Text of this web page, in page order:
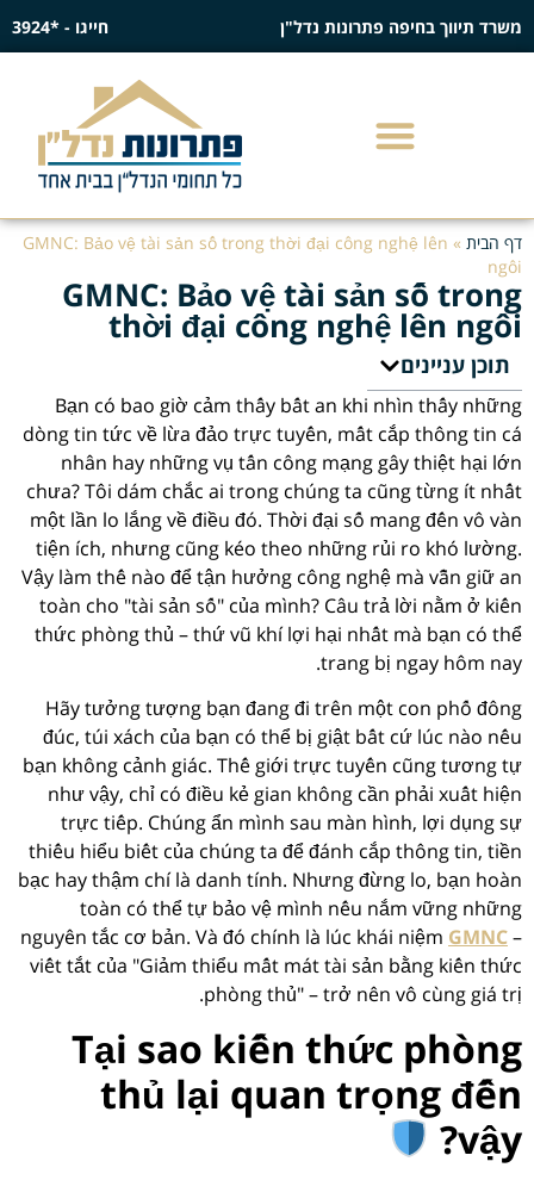
משרד תיווך בחיפה פתרונות נדל"ן חייגו - *3924
דף הבית »
GMNC: Bảo vệ tài sản số trong thời đại công nghệ lên
ngôi
GMNC: Bảo vệ tài sản số trong
thời đại công nghệ lên ngôi
תוכן עניינים
Bạn có bao giờ cảm thấy bất an khi nhìn thấy những
dòng tin tức về lừa đảo trực tuyến, mất cắp thông tin cá
nhân hay những vụ tấn công mạng gây thiệt hại lớn
chưa? Tôi dám chắc ai trong chúng ta cũng từng ít nhất
một lần lo lắng về điều đó. Thời đại số mang đến vô vàn
tiện ích, nhưng cũng kéo theo những rủi ro khó lường.
Vậy làm thế nào để tận hưởng công nghệ mà vẫn giữ an
toàn cho "tài sản số" của mình? Câu trả lời nằm ở kiến
thức phòng thủ – thứ vũ khí lợi hại nhất mà bạn có thể
trang bị ngay hôm nay.
Hãy tưởng tượng bạn đang đi trên một con phố đông
đúc, túi xách của bạn có thể bị giật bất cứ lúc nào nếu
bạn không cảnh giác. Thế giới trực tuyến cũng tương tự
như vậy, chỉ có điều kẻ gian không cần phải xuất hiện
trực tiếp. Chúng ẩn mình sau màn hình, lợi dụng sự
thiếu hiểu biết của chúng ta để đánh cắp thông tin, tiền
bạc hay thậm chí là danh tính. Nhưng đừng lo, bạn hoàn
toàn có thể tự bảo vệ mình nếu nắm vững những
nguyên tắc cơ bản. Và đó chính là lúc khái niệm GMNC–
viết tắt của "Giảm thiểu mất mát tài sản bằng kiến thức
phòng thủ" – trở nên vô cùng giá trị.
Tại sao kiến thức phòng
thủ lại quan trọng đến
vậy?